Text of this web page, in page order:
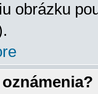
obrázku